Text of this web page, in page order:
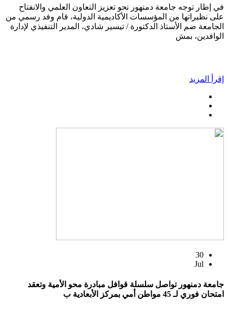
في إطار توجه جامعة دمنهور نحو تعزيز التعاون العلمي والانفتاح
على نظيراتها من المؤسسات الأكاديمية الدولية، قام وفد رسمي من
الجامعة ضم الأستاذ الدكتورة / تيسير شادي، المدير التنفيذي لإدارة
الوافدين، بمش
إقرأ المزيد
30
Jul
جامعة دمنهور تواصل سلسلة قوافل مبادرة محو الأمية وتعقد
امتحان فوري لـ 45 مواطن أمي بمركز الأبعادية ب